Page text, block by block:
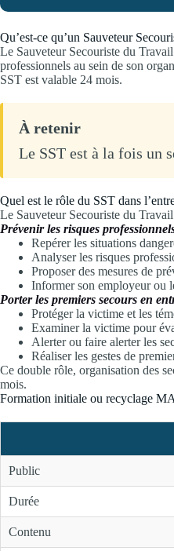
Qu’est-ce qu’un Sauveteur
Le Sauveteur Secouriste du
professionnels au sein de son
SST est valable 24 mois.
À retenir
Le SST est à la fois un
Quel est le rôle du SST dans
Le Sauveteur Secouriste du
Prévenir les risques
Repérer les situations
Analyser les risques
Proposer des mesures de
Informer son employeur ou
Porter les premiers secours en
Protéger la victime et les
Examiner la victime pour
Alerter ou faire alerter les
Réaliser les gestes de
Ce double rôle, organisation des
mois.
Formation initiale ou recyclage
Public
Durée
Contenu